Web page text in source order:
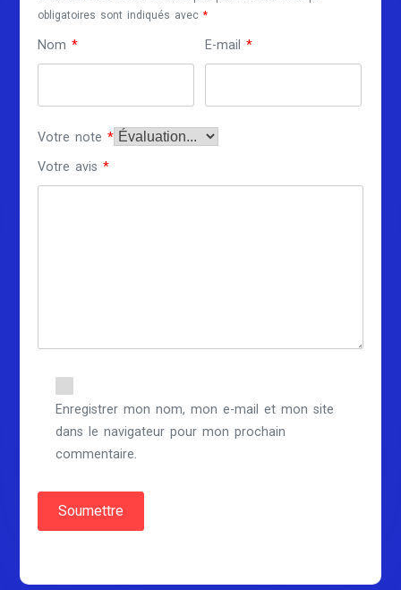
obligatoires sont indiqués avec*
Nom* E-mail*
Votre note*
Votre avis*
Enregistrer mon nom, mon e-mail et mon site
dans le navigateur pour mon prochain
commentaire.